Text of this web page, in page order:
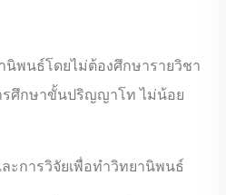
นิพนธ์โดยไม่ต้องศึกษารายวิชา
รศึกษาขั้นปริญญาโท ไม่น้อย
ะการวิจัยเพื่อทำวิทยานิพนธ์